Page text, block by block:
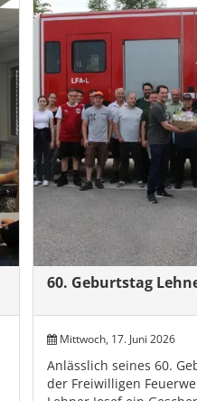
60. Geburtstag
Mittwoch, 17. Juni 2026
Anlässlich seines 60.
der Freiwilligen